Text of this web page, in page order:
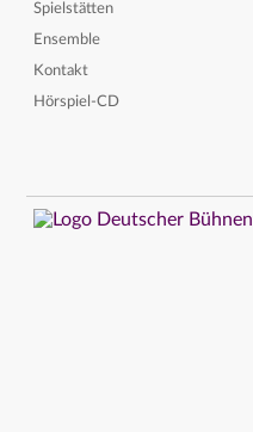
Spielstätten
Ensemble
Kontakt
Hörspiel-CD